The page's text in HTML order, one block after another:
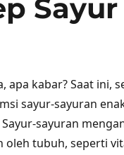
apa kabar? Saat ini,
sayur-sayuran
sayuran
oleh tubuh, seperti